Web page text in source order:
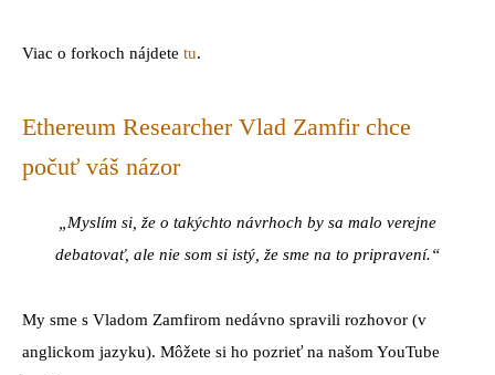
Viac o forkoch nájdete tu.
Ethereum Researcher Vlad Zamfir chce
počuť váš názor
„Myslím si, že o takýchto návrhoch by sa malo verejne
debatovať, ale nie som si istý, že sme na to pripravení.“
My sme s Vladom Zamfirom nedávno spravili rozhovor (v
anglickom jazyku). Môžete si ho pozrieť na našom YouTube